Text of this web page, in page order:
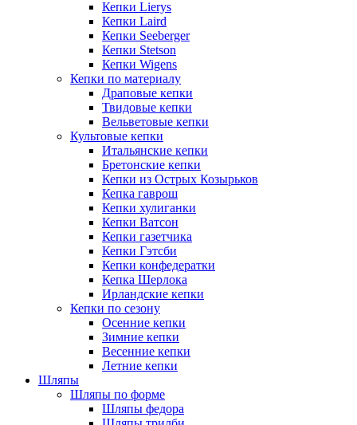
Кепки Lierys
Кепки Laird
Кепки Seeberger
Кепки Stetson
Кепки Wigens
Кепки по материалу
Драповые кепки
Твидовые кепки
Вельветовые кепки
Культовые кепки
Итальянские кепки
Бретонские кепки
Кепки из Острых Козырьков
Кепка гаврош
Кепки хулиганки
Кепки Ватсон
Кепки газетчика
Кепки Гэтсби
Кепки конфедератки
Кепка Шерлока
Ирландские кепки
Кепки по сезону
Осенние кепки
Зимние кепки
Весенние кепки
Летние кепки
Шляпы
Шляпы по форме
Шляпы федора